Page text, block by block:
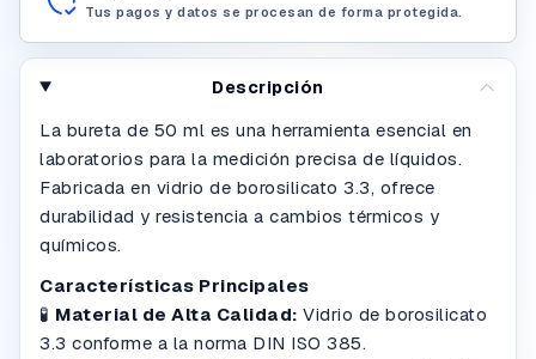
Tus pagos y datos se procesan de forma protegida.
Descripción
La bureta de 50 ml es una herramienta esencial en
laboratorios para la medición precisa de líquidos.
Fabricada en vidrio de borosilicato 3.3, ofrece
durabilidad y resistencia a cambios térmicos y
químicos.
Características Principales
🧪 Material de Alta Calidad: Vidrio de borosilicato
3.3 conforme a la norma DIN ISO 385.